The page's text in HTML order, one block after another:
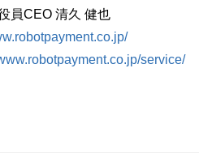
員CEO 清久 健也
service/